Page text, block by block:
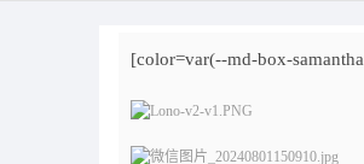
[color=var(--md-box-